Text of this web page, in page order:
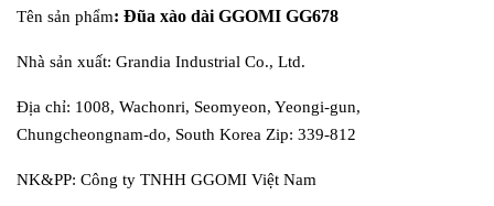
Tên sản phẩm: Đũa xào dài GGOMI GG678
Nhà sản xuất: Grandia Industrial Co., Ltd.
Địa chỉ: 1008, Wachonri, Seomyeon, Yeongi-gun,
Chungcheongnam-do, South Korea Zip: 339-812
NK&PP: Công ty TNHH GGOMI Việt Nam